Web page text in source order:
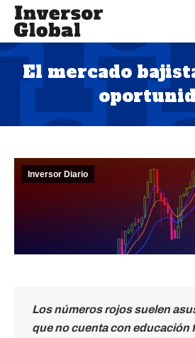
El mercado
Estás
Inversor Diario
Los números rojos suelen
que no cuenta con educación